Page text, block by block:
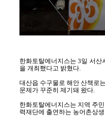
한화토탈에너지스는 3일 서산
을 개최했다고 밝혔다.
대산읍 수구물로 해안 산책로
문제가 꾸준히 제기돼 왔다.
한화토탈에너지스는 지역 주
력재단에 출연하는 농어촌상